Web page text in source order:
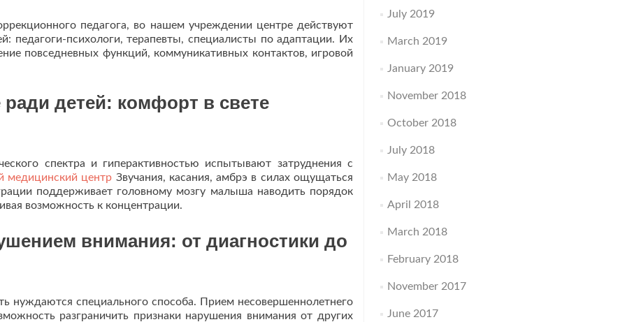
педагога, во нашем учреждении центре действуют
педагоги-психологи, терапевты, специалисты по адаптации. Их
повседневных функций, коммуникативных контактов, игровой
детей: комфорт в свете
спектра и гиперактивностью испытывают затруднения с
медицинский центр Звучания, касания, амбрэ в силах ощущаться
поддерживает головному мозгу малыша наводить порядок
возможность к концентрации.
внимания: от диагностики до
нуждаются специального способа. Прием несовершеннолетнего
разграничить признаки нарушения внимания от других
July 2019
March 2019
January 2019
November 2018
October 2018
July 2018
May 2018
April 2018
March 2018
February 2018
November 2017
June 2017